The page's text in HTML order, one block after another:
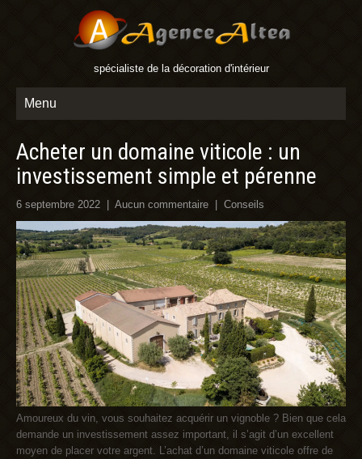
spécialiste de la décoration d'intérieur
Menu
Acheter un domaine viticole : un
investissement simple et pérenne
6 septembre 2022 Aucun commentaire Conseils
Amoureux du vin, vous souhaitez acquérir un vignoble ? Bien que cela
demande un investissement assez important, il s’agit d’un excellent
moyen de placer votre argent. L’achat d’un domaine viticole offre de